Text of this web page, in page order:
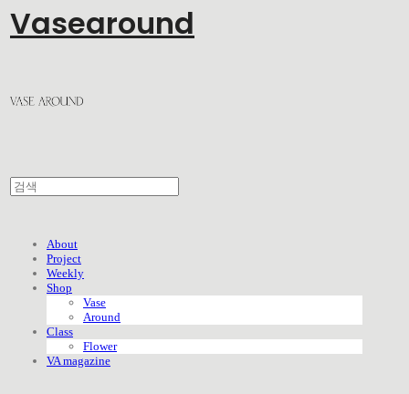
Vasearound
About
Project
Weekly
Shop
Vase
Around
Class
Flower
VA magazine